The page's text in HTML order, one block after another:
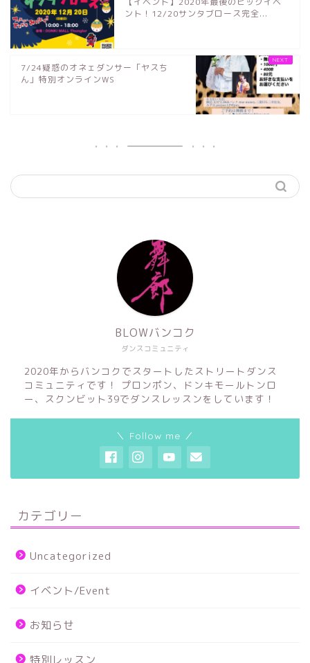
ント！12/20サンタブロース完全...
7/24疑惑のオネェダンサー「ヤスち
ん」特別オンラインWS
ダンスコミュニティ
BLOWバンコク
2020年からバンコクでスタートしたストリートダンス
コミュニティです！ プロンポン、ドンキモールトンロ
ー、スクンビット39でダンスレッスンをしています！
＼ Follow me ／
カテゴリー
Uncategorized
イベント/Event
お知らせ
特別レッスン